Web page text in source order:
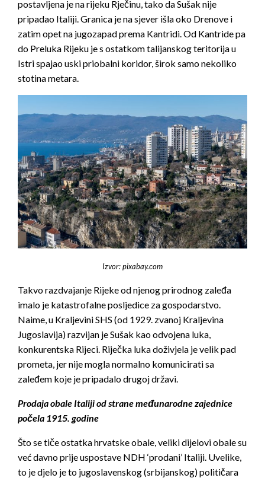
postavljena je na rijeku Rječinu, tako da Sušak nije
pripadao Italiji. Granica je na sjever išla oko Drenove i
zatim opet na jugozapad prema Kantridi. Od Kantride pa
do Preluka Rijeku je s ostatkom talijanskog teritorija u
Istri spajao uski priobalni koridor, širok samo nekoliko
stotina metara.
Izvor: pixabay.com
Takvo razdvajanje Rijeke od njenog prirodnog zaleđa
imalo je katastrofalne posljedice za gospodarstvo.
Naime, u Kraljevini SHS (od 1929. zvanoj Kraljevina
Jugoslavija) razvijan je Sušak kao odvojena luka,
konkurentska Rijeci. Riječka luka doživjela je velik pad
prometa, jer nije mogla normalno komunicirati sa
zaleđem koje je pripadalo drugoj državi.
Prodaja obale Italiji od strane međunarodne zajednice
počela 1915. godine
Što se tiče ostatka hrvatske obale, veliki dijelovi obale su
već davno prije uspostave NDH ‘prodani’ Italiji. Uvelike,
to je djelo je to jugoslavenskog (srbijanskog) političara